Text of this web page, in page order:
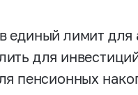
единый лимит
для
пенсионных